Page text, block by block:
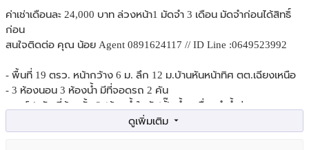
ค่าเช่าเดือนละ 24,000 บาท ล่วงหน้า1 มัดจำ 3 เดือน มัดจำก่อนได้สิทธิ์
ก่อน
สนใจติดต่อ คุณ น้อย Agent 0891624117 // ID Line :0649523992
- พื้นที่ 19 ตรว. หน้ากว้าง 6 ม. ลึก 12 ม.บ้านหันหน้าทิศ ตต.เฉียงเหนือ
- 3 ห้องนอน 3 ห้องน้ำ มีที่จอดรถ 2 คัน
- แอร์ 1 ตัว ที่ห้องชั้น 2 (ห้องน้ำในตัว)ปั๊มน้ำ เครื่องทำน้ำอุ่น
- เดินไปรถไฟฟ้าได้ ใกล้เอกมัย สถานีรฟฟพระโขนง อ่อนนุช
- ห่างปากซอย 800 เมตร ทางด่วนสุขุมวิท 50 และอาจณรงค์